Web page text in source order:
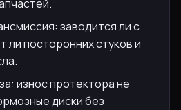
заводится ли с
ли посторонних стуков и
износ протектора не
диски без